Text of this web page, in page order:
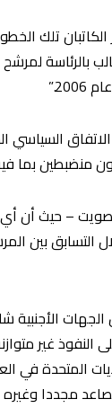
تلك
السياسي
منضبطين
– حيث أن
التسابق بين
الجهات
النفوذ غير
المتحدة
مجددا